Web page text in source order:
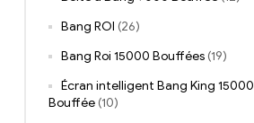
Bang ROI (26)
Bang Roi 15000 Bouffées (19)
Écran intelligent Bang King 15000
Bouffée (10)